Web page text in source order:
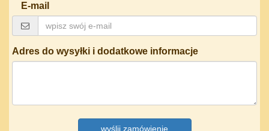
E-mail
Adres do wysyłki i dodatkowe informacje